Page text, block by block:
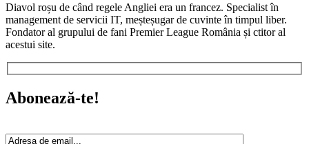
Diavol roșu de când regele Angliei era un francez. Specialist în
management de servicii IT, meșteșugar de cuvinte în timpul liber.
Fondator al grupului de fani Premier League România și ctitor al
acestui site.
Abonează-te!